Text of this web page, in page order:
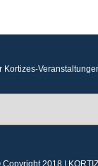
Copyright 2018 |